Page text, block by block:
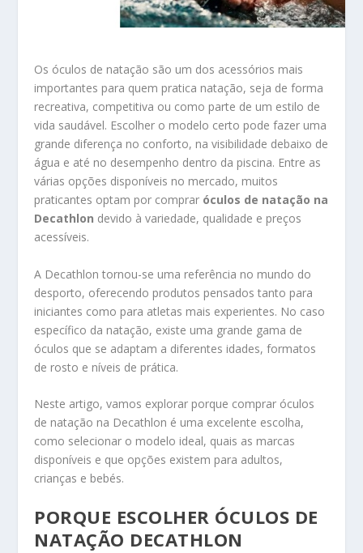
Os óculos de natação são um dos acessórios mais
importantes para quem pratica natação, seja de forma
recreativa, competitiva ou como parte de um estilo de
vida saudável. Escolher o modelo certo pode fazer uma
grande diferença no conforto, na visibilidade debaixo de
água e até no desempenho dentro da piscina. Entre as
várias opções disponíveis no mercado, muitos
praticantes optam por comprar óculos de natação na
Decathlon devido à variedade, qualidade e preços
acessíveis.
A Decathlon tornou-se uma referência no mundo do
desporto, oferecendo produtos pensados tanto para
iniciantes como para atletas mais experientes. No caso
específico da natação, existe uma grande gama de
óculos que se adaptam a diferentes idades, formatos
de rosto e níveis de prática.
Neste artigo, vamos explorar porque comprar óculos
de natação na Decathlon é uma excelente escolha,
como selecionar o modelo ideal, quais as marcas
disponíveis e que opções existem para adultos,
crianças e bebés.
PORQUE ESCOLHER ÓCULOS DE
NATAÇÃO DECATHLON